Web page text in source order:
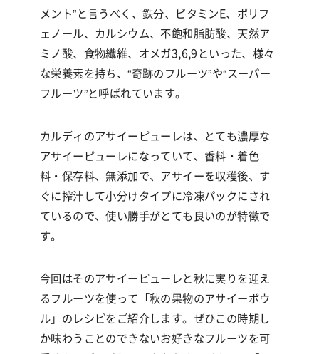
メント”と言うべく、鉄分、ビタミン E、ポリフ
ェノール、カルシウム、不飽和脂肪酸、天然ア
ミノ酸、食物繊維、オメガ3,6,9 といった、様々
な栄養素を持ち、“奇跡のフルーツ”や“スーパー
フルーツ”と呼ばれています。
カルディのアサイーピューレは、とても濃厚な
アサイーピューレになっていて、香料・着色
料・保存料、無添加で、アサイーを収穫後、す
ぐに搾汁して小分けタイプに冷凍パックにされ
ているので、使い勝手がとても良いのが特徴で
す。
今回はそのアサイーピューレと秋に実りを迎え
るフルーツを使って「秋の果物のアサイーボウ
ル」のレシピをご紹介します。ぜひこの時期し
か味わうことのできないお好きなフルーツを可